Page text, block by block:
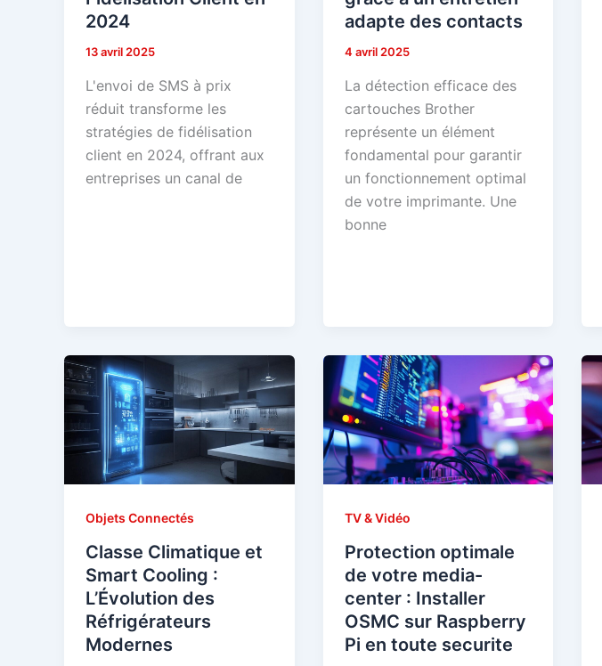
2024
13 avril 2025
L'envoi de SMS à prix
réduit transforme les
stratégies de fidélisation
client en 2024, offrant aux
entreprises un canal de
adapte des contacts
4 avril 2025
La détection efficace des
cartouches Brother
représente un élément
fondamental pour garantir
un fonctionnement optimal
de votre imprimante. Une
bonne
Objets Connectés
Classe Climatique et
Smart Cooling :
L’Évolution des
Réfrigérateurs
Modernes
TV & Vidéo
Protection optimale
de votre media-
center : Installer
OSMC sur Raspberry
Pi en toute securite